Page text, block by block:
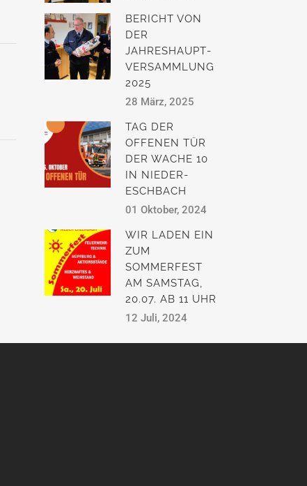
BERICHT VON
DER
JAHRESHAUPT­
VERSAMMLUNG
2025
28 März, 2025
TAG DER
OFFENEN TÜR
DER WACHE 10
IN NIEDER-
ESCHBACH
01 Oktober, 2024
WIR LADEN EIN
ZUM
SOMMERFEST
AM SAMSTAG,
20.07. AB 11 UHR
12 Juli, 2024